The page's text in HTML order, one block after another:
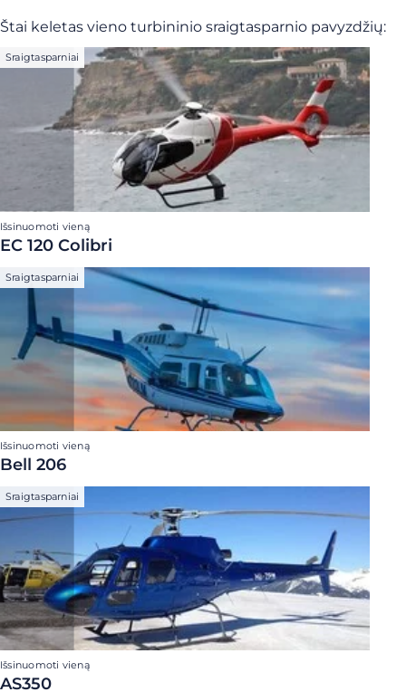
Štai keletas vieno turbininio sraigtasparnio pavyzdžių:
Sraigtasparniai
Išsinuomoti vieną
EC 120 Colibri
Sraigtasparniai
Išsinuomoti vieną
Bell 206
Sraigtasparniai
Išsinuomoti vieną
AS350